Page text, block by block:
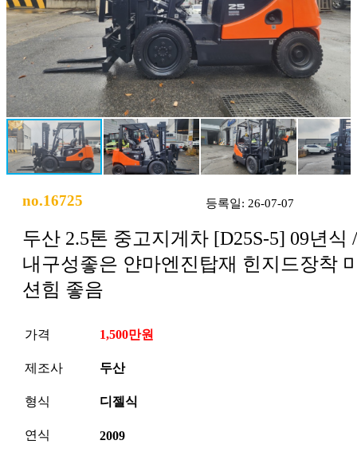
no.16725 등록일: 26-07-07
두산 2.5톤 중고지게차 [D25S-5] 09년식 /
내구성좋은 얀마엔진탑재 힌지드장착
션힘 좋음
가격 1,500만원
제조사 두산
형식 디젤식
연식 2009